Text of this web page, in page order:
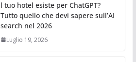
l tuo hotel esiste per ChatGPT?
Tutto quello che devi sapere sull’AI
search nel 2026
Luglio 19, 2026